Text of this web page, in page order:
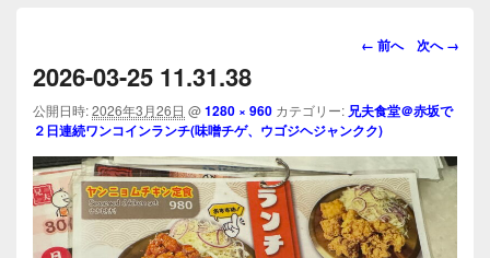
画
ビ
ゲ
ー
シ
ョ
ン
← 前へ 次へ →
2026-03-25 11.31.38
公開日時:2026年3月26日 @1280 × 960 カテゴリー: 兄夫食堂＠赤坂で
２日連続ワンコインランチ(味噌チゲ、ウゴジヘジャンクク)